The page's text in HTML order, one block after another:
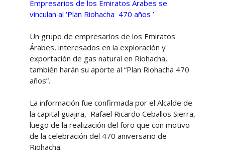
Empresarios de los Emiratos Árabes se
vinculan al ‘Plan Riohacha 470 años ’
Un grupo de empresarios de los Emiratos
Árabes, interesados en la exploración y
exportación de gas natural en Riohacha,
también harán su aporte al “Plan Riohacha 470
años”.
La información fue confirmada por el Alcalde de
la capital guajira, Rafael Ricardo Ceballos Sierra,
luego de la realización del foro que con motivo
de la celebración del 470 aniversario de
Riohacha.